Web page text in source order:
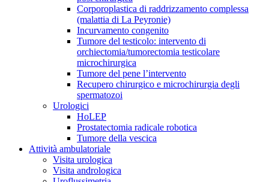
Corporoplastica di raddrizzamento complessa
(malattia di La Peyronie)
Incurvamento congenito
Tumore del testicolo: intervento di
orchiectomia/tumorectomia testicolare
microchirurgica
Tumore del pene l’intervento
Recupero chirurgico e microchirurgia degli
spermatozoi
Urologici
HoLEP
Prostatectomia radicale robotica
Tumore della vescica
Attività ambulatoriale
Visita urologica
Visita andrologica